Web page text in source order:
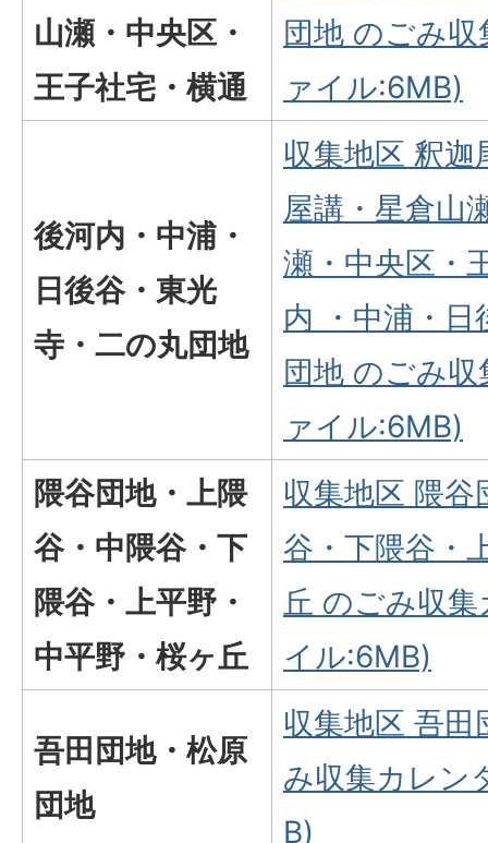
山瀬・中央区・
王子社宅・横通
団地 のごみ
ァイル:6MB)
後河内・中浦・
日後谷・東光
寺・二の丸団地
収集地区 釈迦
屋講・星倉山
瀬・中央区・
内 ・中浦・日
団地 のごみ
ァイル:6MB)
隈谷団地・上隈
谷・中隈谷・下
隈谷・上平野・
中平野・桜ヶ丘
収集地区 隈谷
谷・下隈谷・
丘 のごみ収
イル:6MB)
吾田団地・松原
団地
収集地区 吾
み収集カレン
B)